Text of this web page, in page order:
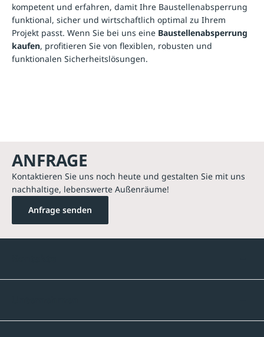
kompetent und erfahren, damit Ihre Baustellenabsperrung
funktional, sicher und wirtschaftlich optimal zu Ihrem
Projekt passt. Wenn Sie bei uns eine Baustellenabsperrung
kaufen, profitieren Sie von flexiblen, robusten und
funktionalen Sicherheitslösungen.
ANFRAGE
Kontaktieren Sie uns noch heute und gestalten Sie mit uns
nachhaltige, lebenswerte Außenräume!
Anfrage senden